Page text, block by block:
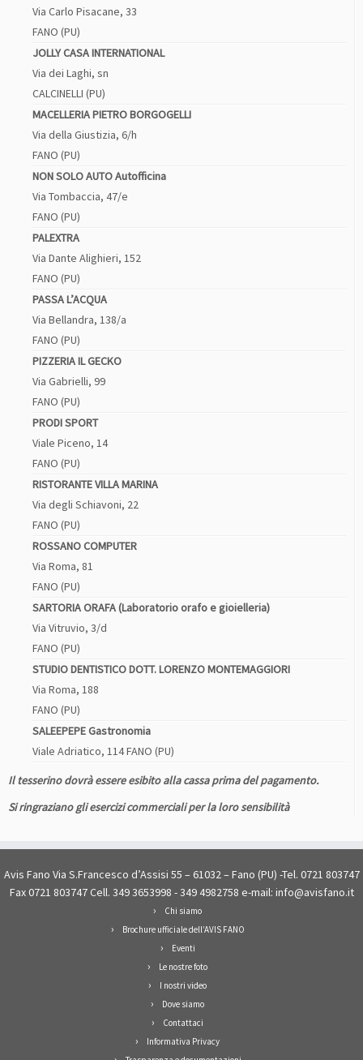
Via Carlo Pisacane, 33
FANO (PU)
JOLLY CASA INTERNATIONAL
Via dei Laghi, sn
CALCINELLI (PU)
MACELLERIA PIETRO BORGOGELLI
Via della Giustizia, 6/h
FANO (PU)
NON SOLO AUTO Autofficina
Via Tombaccia, 47/e
FANO (PU)
PALEXTRA
Via Dante Alighieri, 152
FANO (PU)
PASSA L’ACQUA
Via Bellandra, 138/a
FANO (PU)
PIZZERIA IL GECKO
Via Gabrielli, 99
FANO (PU)
PRODI SPORT
Viale Piceno, 14
FANO (PU)
RISTORANTE VILLA MARINA
Via degli Schiavoni, 22
FANO (PU)
ROSSANO COMPUTER
Via Roma, 81
FANO (PU)
SARTORIA ORAFA (Laboratorio orafo e gioielleria)
Via Vitruvio, 3/d
FANO (PU)
STUDIO DENTISTICO DOTT. LORENZO MONTEMAGGIORI
Via Roma, 188
FANO (PU)
SALEEPEPE Gastronomia
Viale Adriatico, 114 FANO (PU)
Il tesserino dovrà essere esibito alla cassa prima del pagamento.
Si ringraziano gli esercizi commerciali per la loro sensibilità
Avis Fano Via S.Francesco d’Assisi 55 – 61032 – Fano (PU) -Tel. 0721 803747
Fax 0721 803747 Cell. 349 3653998 - 349 4982758 e-mail: info@avisfano.it
Chi siamo
Brochure ufficiale dell’AVIS FANO
Eventi
Le nostre foto
I nostri video
Dove siamo
Contattaci
Informativa Privacy